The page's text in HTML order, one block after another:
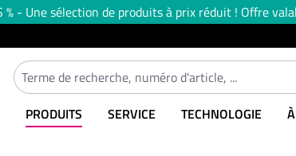
% - Une sélection de produits à prix réduit ! Offre
PRODUITS SERVICE TECHNOLOGIE